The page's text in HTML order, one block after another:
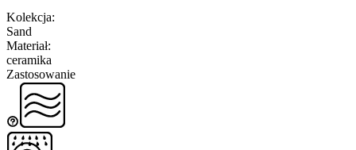
Kolekcja:
Sand
Materiał:
ceramika
Zastosowanie